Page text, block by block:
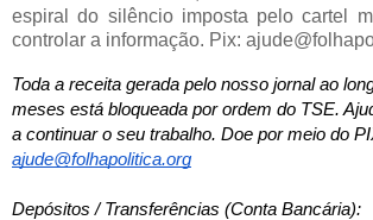
espiral do silêncio imposta pelo cartel
controlar a informação. Pix:
Toda a receita gerada pelo nosso jornal ao
meses está bloqueada por ordem do TSE.
ajude@folhapolitica.org
Depósitos / Transferências (Conta Bancária):